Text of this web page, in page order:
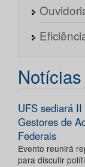
Notícias
UFS sediará
Gestores de
Federais
Evento reunirá
para discutir